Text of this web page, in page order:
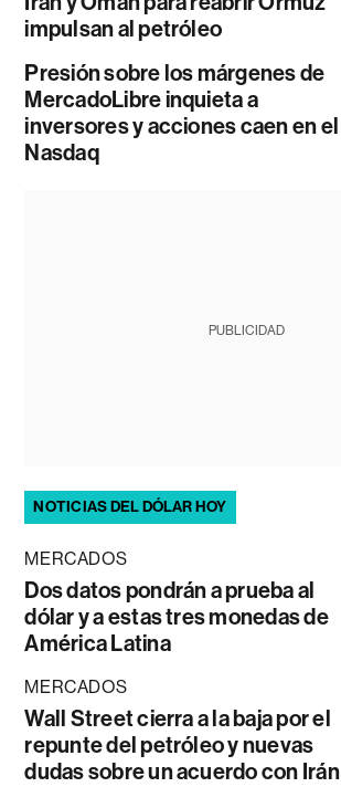
impulsan al petróleo
Presión sobre los márgenes de
MercadoLibre inquieta a
inversores y acciones caen en el
Nasdaq
PUBLICIDAD
NOTICIAS DEL DÓLAR HOY
MERCADOS
Dos datos pondrán a prueba al
dólar y a estas tres monedas de
América Latina
MERCADOS
Wall Street cierra a la baja por el
repunte del petróleo y nuevas
dudas sobre un acuerdo con Irán